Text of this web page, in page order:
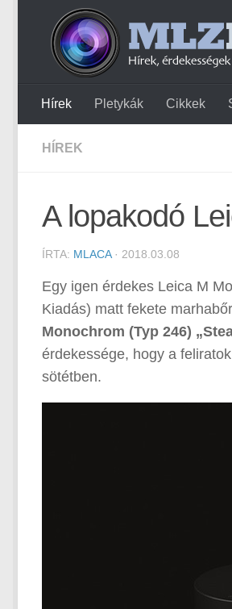
Hírek Pletykák Cikkek
HÍREK
A lopakodó
ÍRTA: MLACA· 2018.03.08
Egy igen érdekes Leica M
Kiadás) matt fekete
Monochrom (Typ 246)
érdekessége, hogy a
sötétben.